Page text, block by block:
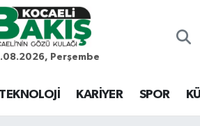
Perşembe
KARİYER SPOR
Eczaneler